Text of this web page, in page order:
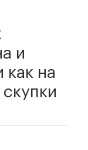
и
как на